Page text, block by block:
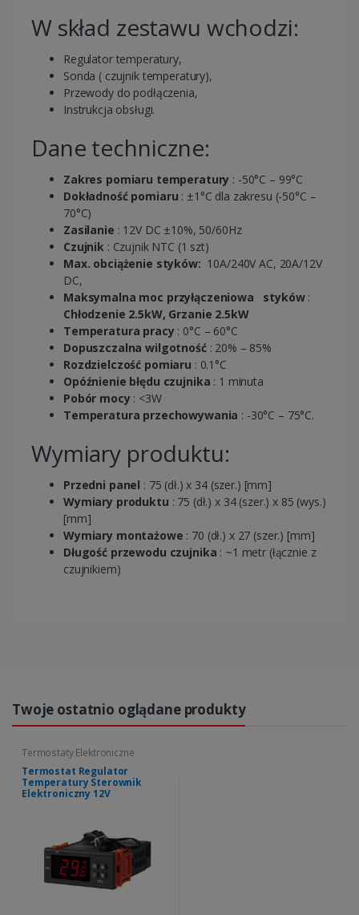
W skład zestawu wchodzi:
Regulator temperatury,
Sonda ( czujnik temperatury),
Przewody do podłączenia,
Instrukcja obsługi.
Dane techniczne:
Zakres pomiaru temperatury : -50°C – 99°C
Dokładność pomiaru : ±1°C dla zakresu (-50°C –
70°C)
Zasilanie : 12V DC ±10%, 50/60Hz
Czujnik : Czujnik NTC (1 szt)
Max. obciążenie styków: 10A/240V AC, 20A/12V
DC,
Maksymalna moc przyłączeniowa
styków :
Chłodzenie 2.5kW, Grzanie 2.5kW
Temperatura pracy : 0°C – 60°C
Dopuszczalna wilgotność : 20% – 85%
Rozdzielczość pomiaru : 0.1°C
Opóźnienie błędu czujnika : 1 minuta
Pobór mocy : <3W
Temperatura przechowywania : -30°C – 75°C.
Wymiary produktu:
Przedni panel : 75 (dł.) x 34 (szer.) [mm]
Wymiary produktu : 75 (dł.) x 34 (szer.) x 85 (wys.)
[mm]
Wymiary montażowe : 70 (dł.) x 27 (szer.) [mm]
Długość przewodu czujnika : ~1 metr (łącznie z
czujnikiem)
Twoje ostatnio oglądane produkty
Termostaty Elektroniczne
Termostat Regulator
Temperatury Sterownik
Elektroniczny 12V